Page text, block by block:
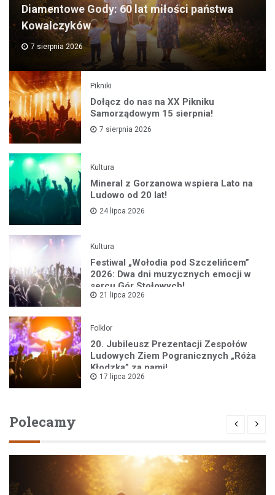
Diamentowe Gody: 60 lat miłości państwa
Kowalczyków
7 sierpnia 2026
Pikniki
Dołącz do nas na XX Pikniku
Samorządowym 15 sierpnia!
7 sierpnia 2026
Kultura
Mineral z Gorzanowa wspiera Lato na
Ludowo od 20 lat!
24 lipca 2026
Kultura
Festiwal „Wołodia pod Szczelińcem”
2026: Dwa dni muzycznych emocji w
sercu Gór Stołowych!
21 lipca 2026
Folklor
20. Jubileusz Prezentacji Zespołów
Ludowych Ziem Pogranicznych „Róża
Kłodzka” za nami!
17 lipca 2026
Polecamy